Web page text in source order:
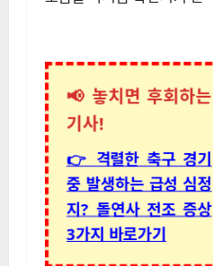
📢 놓치면 후회하는
기사!
👉 격렬한 축구 경기
중 발생하는 급성 심정
지? 돌연사 전조 증상
3가지 바로가기